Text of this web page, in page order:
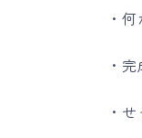
・
・
・